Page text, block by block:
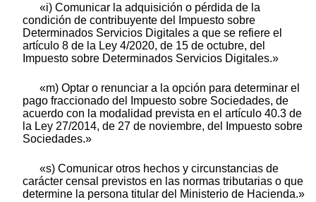
«i) Comunicar la adquisición o pérdida de la
condición de contribuyente del Impuesto sobre
Determinados Servicios Digitales a que se refiere el
artículo 8 de la Ley 4/2020, de 15 de octubre, del
Impuesto sobre Determinados Servicios Digitales.»
«m) Optar o renunciar a la opción para determinar el
pago fraccionado del Impuesto sobre Sociedades, de
acuerdo con la modalidad prevista en el artículo 40.3 de
la Ley 27/2014, de 27 de noviembre, del Impuesto sobre
Sociedades.»
«s) Comunicar otros hechos y circunstancias de
carácter censal previstos en las normas tributarias o que
determine la persona titular del Ministerio de Hacienda.»